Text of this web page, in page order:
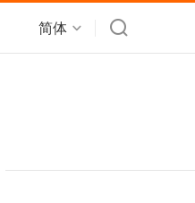
简体